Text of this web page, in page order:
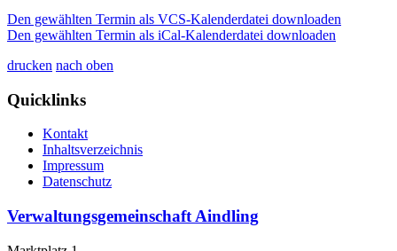
Den gewählten Termin als VCS-Kalenderdatei downloaden
Den gewählten Termin als iCal-Kalenderdatei downloaden
drucken nach oben
Quicklinks
Kontakt
Inhaltsverzeichnis
Impressum
Datenschutz
Verwaltungsgemeinschaft Aindling